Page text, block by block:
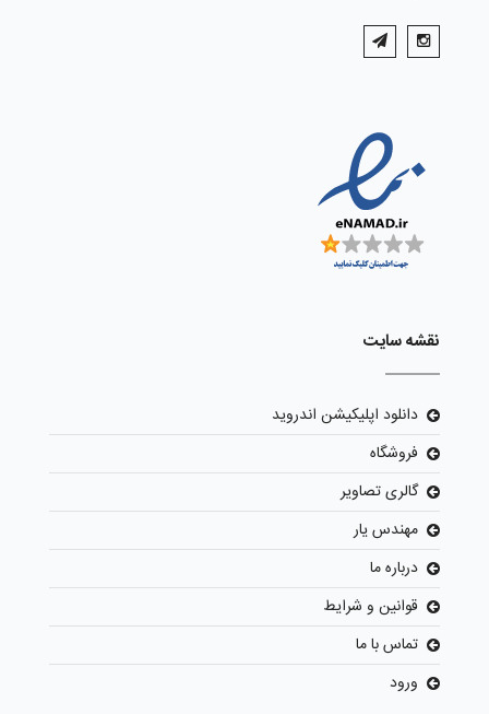
نقشه سایت
دانلود اپلیکیشن اندروید
فروشگاه
گالری تصاویر
مهندس یار
درباره ما
قوانین و شرایط
تماس با ما
ورود